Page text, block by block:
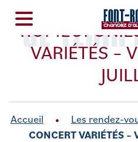
SE
VARIÉTÉS –
Accueil Les rendez-
CONCERT VARIÉTÉS –